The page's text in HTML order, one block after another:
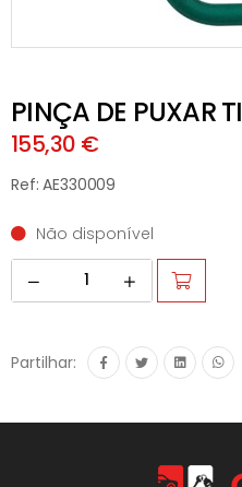
PINÇA DE PUXAR
155,30 €
Ref: AE330009
Não disponível
Partilhar: